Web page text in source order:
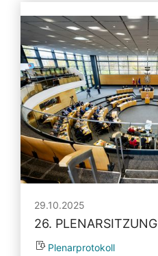
29.10.2025
26. PLENARSITZUNG
Plenarprotokoll